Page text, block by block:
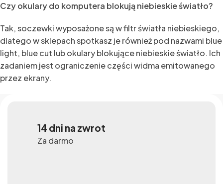
Czy okulary do komputera blokują niebieskie światło?
Tak, soczewki wyposażone są w filtr światła niebieskiego,
dlatego w sklepach spotkasz je również pod nazwami blue
light, blue cut lub okulary blokujące niebieskie światło. Ich
zadaniem jest ograniczenie części widma emitowanego
przez ekrany.
14 dni na zwrot
Za darmo